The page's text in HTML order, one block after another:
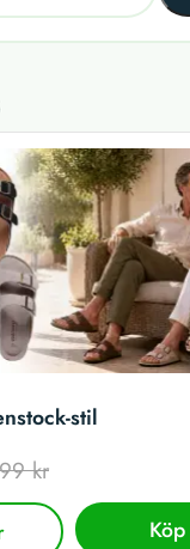
stil
kr
Köp